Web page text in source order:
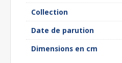
Collection
Date de parution
Dimensions en cm